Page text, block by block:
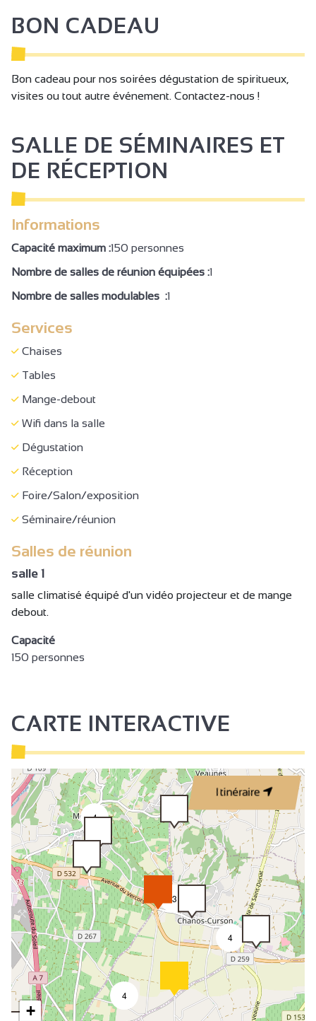
BON CADEAU
Bon cadeau pour nos soirées dégustation de spiritueux,
visites ou tout autre événement. Contactez-nous !
SALLE DE SÉMINAIRES ET
DE RÉCEPTION
Informations
Capacité maximum :150 personnes
Nombre de salles de réunion équipées :1
Nombre de salles modulables :1
Services
Chaises
Tables
Mange-debout
Wifi dans la salle
Dégustation
Réception
Foire/Salon/exposition
Séminaire/réunion
Salles de réunion
salle 1
salle climatisé équipé d'un vidéo projecteur et de mange
debout.
Capacité
150 personnes
CARTE INTERACTIVE
Itinéraire
4
3
4
4
+